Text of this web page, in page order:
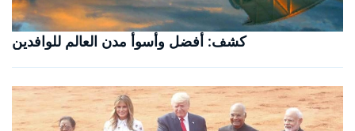
كشف: أفضل وأسوأ مدن العالم للوافدين